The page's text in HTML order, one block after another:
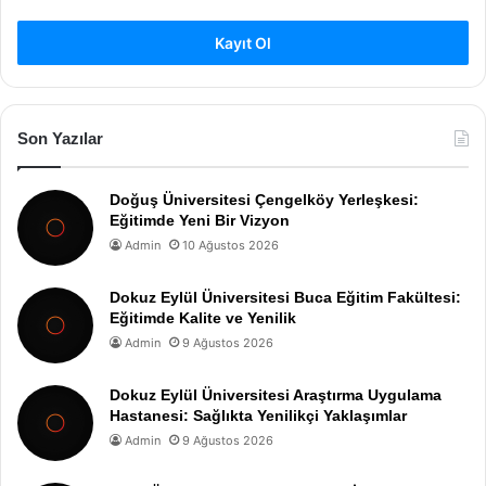
Kayıt Ol
Son Yazılar
Doğuş Üniversitesi Çengelköy Yerleşkesi:
Eğitimde Yeni Bir Vizyon
Admin 10 Ağustos 2026
Dokuz Eylül Üniversitesi Buca Eğitim Fakültesi:
Eğitimde Kalite ve Yenilik
Admin 9 Ağustos 2026
Dokuz Eylül Üniversitesi Araştırma Uygulama
Hastanesi: Sağlıkta Yenilikçi Yaklaşımlar
Admin 9 Ağustos 2026